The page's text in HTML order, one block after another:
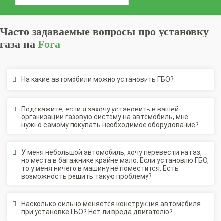
газа наFora
организации газовую систему на автомобиль, мне
нужно самому покупать необходимое оборудование?
но места в багажнике крайне мало. Если установлю ГБО,
то у меня ничего в машину не поместится. Есть
возможность решить такую проблему?
при установке ГБО? Нет ли вреда двигателю?